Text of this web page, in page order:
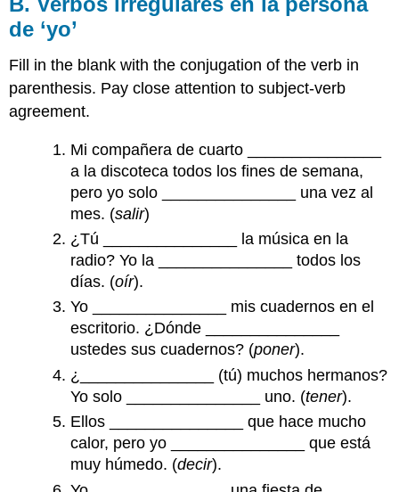
‘estar’?
interrogatorio
(an
interrogation)
Conversación
relámpago
(lightning
Cultura:
comidas
típicas
rápidas
de ‘yo’
Fill in the blank with the conjugation of the verb in
parenthesis. Pay close attention to subject-verb
agreement.
Mi compañera de cuarto _______________
a la discoteca todos los fines de semana,
pero yo solo _______________ una vez al
mes. (salir)
¿Tú _______________ la música en la
radio? Yo la _______________ todos los
días. (oír).
Yo _______________ mis cuadernos en el
escritorio. ¿Dónde _______________
ustedes sus cuadernos? (poner).
¿_______________ (tú) muchos hermanos?
Yo solo _______________ uno. (tener).
Ellos _______________ que hace mucho
calor, pero yo _______________ que está
muy húmedo. (decir).